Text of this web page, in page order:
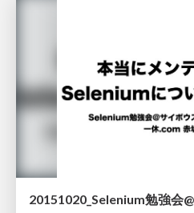
20151020_Selenium勉強会